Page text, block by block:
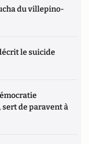
du villepino-
le suicide
de paravent à